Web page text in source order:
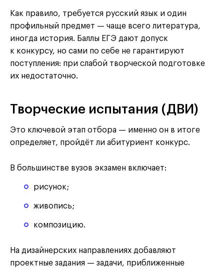
Как правило, требуется русский язык и один
профильный предмет — чаще всего литература,
иногда история. Баллы ЕГЭ дают допуск
к конкурсу, но сами по себе не гарантируют
поступления: при слабой творческой подготовке
их недостаточно.
Творческие испытания (ДВИ)
Это ключевой этап отбора — именно он в итоге
определяет, пройдёт ли абитуриент конкурс.
В большинстве вузов экзамен включает:
рисунок;
живопись;
композицию.
На дизайнерских направлениях добавляют
проектные задания — задачи, приближенные